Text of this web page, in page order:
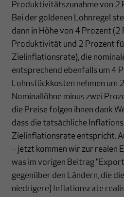
Produktivitätszunahme von 2
Bei der goldenen Lohnregel
dann in Höhe von 4 Prozent
Produktivität und 2 Prozent
Zielinflationsrate), die
entsprechend ebenfalls um 4
Lohnstückkosten nehmen um
Nominallöhne minus zwei
die Preise folgen ihnen dank
dass die tatsächliche
Zielinflationsrate entspricht.
– jetzt kommen wir zur realen
was im vorigen Beitrag
gegenüber den Ländern, die
niedrigere) Inflationsrate